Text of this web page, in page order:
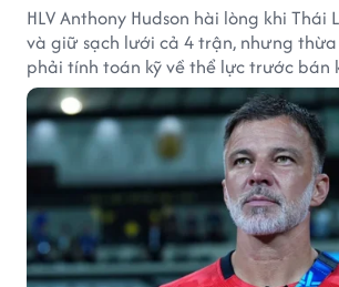
HLV Anthony Hudson hài lòng khi
và giữ sạch lưới cả 4 trận, nhưng
phải tính toán kỹ về thể lực trước bán
2026.